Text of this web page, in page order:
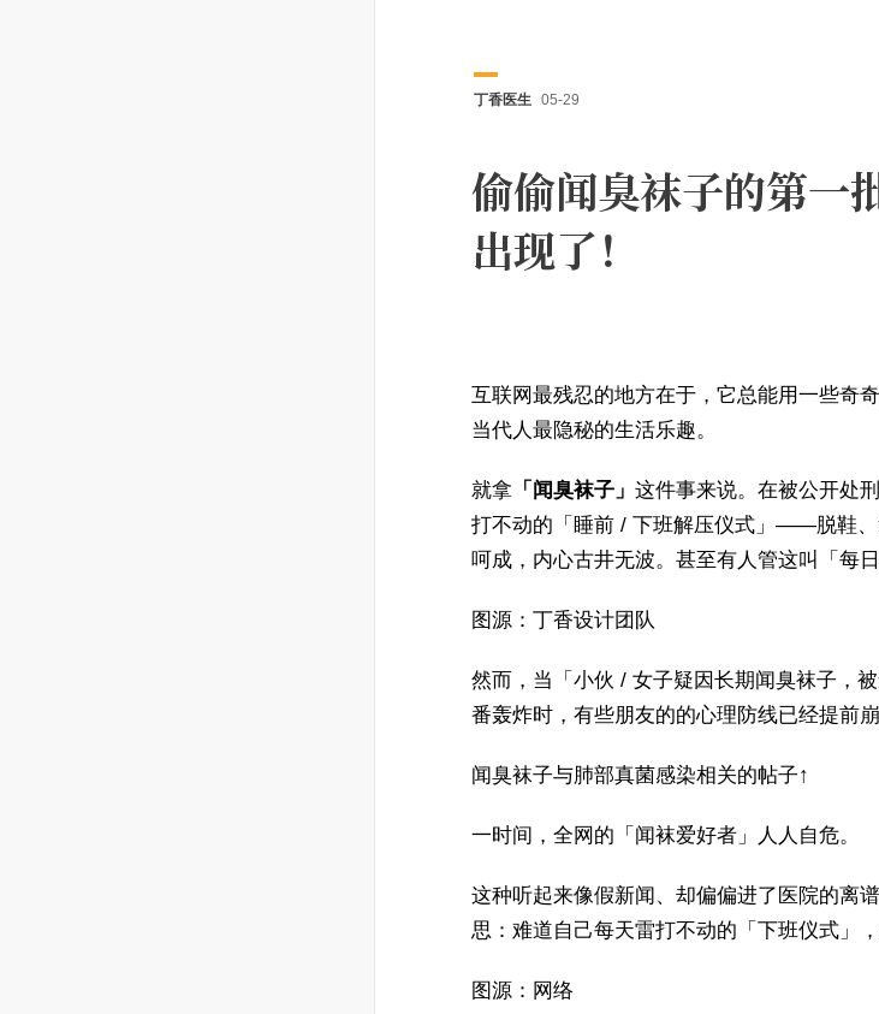
丁香医生 05-29
偷偷闻臭袜子的第一
出现了！
互联网最残忍的地方在于，它总能用一些奇
当代人最隐秘的生活乐趣。
就拿「闻臭袜子」 这件事来说。在被公开处
打不动的「睡前 / 下班解压仪式」——脱鞋
呵成，内心古井无波。甚至有人管这叫「每日
图源：丁香设计团队
然而，当「小伙 / 女子疑因长期闻臭袜子，
番轰炸时，有些朋友的的心理防线已经提前崩
闻臭袜子与肺部真菌感染相关的帖子↑
一时间，全网的「闻袜爱好者」人人自危。
这种听起来像假新闻、却偏偏进了医院的离
思：难道自己每天雷打不动的「下班仪式」
图源：网络